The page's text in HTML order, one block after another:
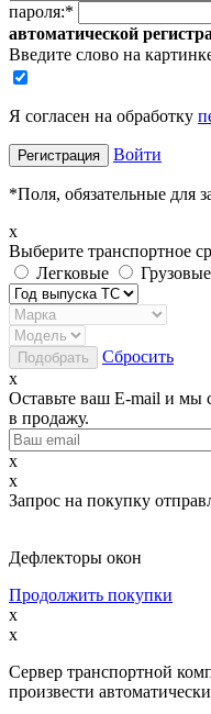
пароля:*
автоматической
Введите слово на
Я согласен на обработку
Войти
*Поля, обязательные для
x
Выберите транспортное
Легковые
Грузовые
Сбросить
x
Оставьте ваш E-mail и мы
в продажу.
x
x
Запрос на покупку
Дефлекторы окон
Продолжить покупки
x
x
Сервер транспортной
произвести